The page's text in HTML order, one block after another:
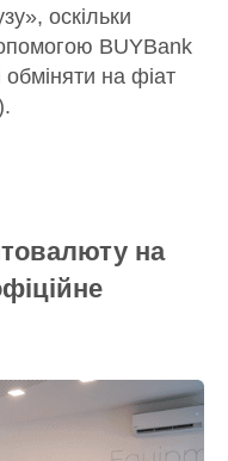
на
оскільки
BUYBank
на фіат